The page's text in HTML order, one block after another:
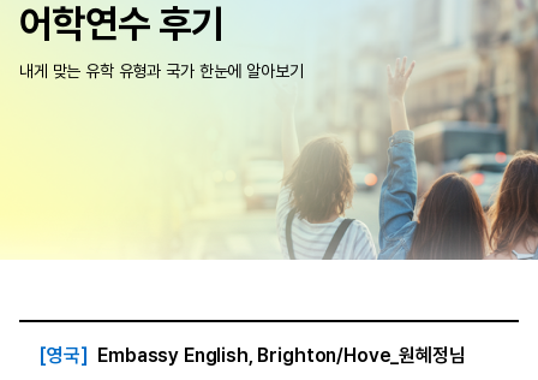
어학연수 후기
내게 맞는 유학 유형과 국가 한눈에 알아보기
[영국] Embassy English, Brighton/Hove_원혜정님